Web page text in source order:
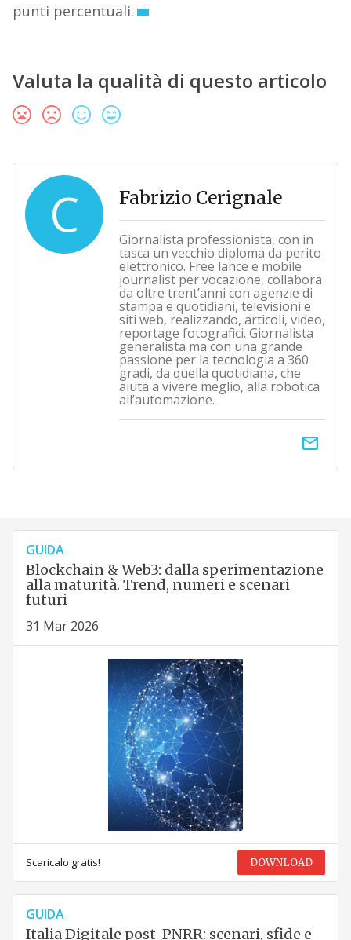
punti percentuali.
Valuta la qualità di questo articolo
C Fabrizio Cerignale
Giornalista professionista, con in
tasca un vecchio diploma da perito
elettronico. Free lance e mobile
journalist per vocazione, collabora
da oltre trent’anni con agenzie di
stampa e quotidiani, televisioni e
siti web, realizzando, articoli, video,
reportage fotografici. Giornalista
generalista ma con una grande
passione per la tecnologia a 360
gradi, da quella quotidiana, che
aiuta a vivere meglio, alla robotica
all’automazione.
email
GUIDA
Blockchain & Web3: dalla sperimentazione
alla maturità. Trend, numeri e scenari
futuri
31 Mar 2026
Scaricalo gratis! DOWNLOAD
GUIDA
Italia Digitale post-PNRR: scenari, sfide e